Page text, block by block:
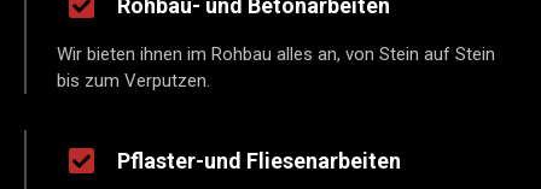
Rohbau- und Betonarbeiten
Wir bieten ihnen im Rohbau alles an, von Stein auf Stein
bis zum Verputzen.
Pflaster-und Fliesenarbeiten